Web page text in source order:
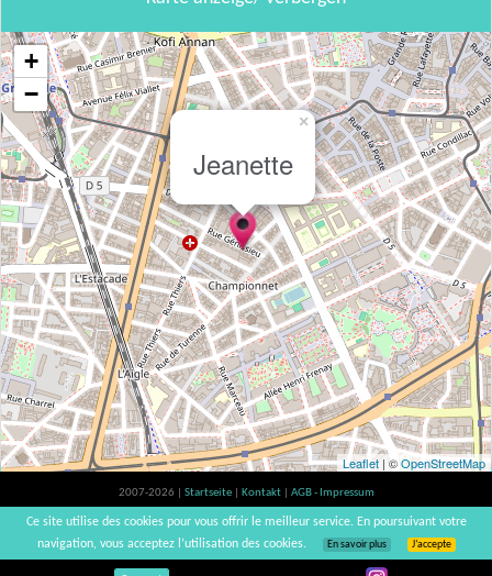
Jeanette
×
+
−
Leaflet | ©OpenStreetMap
2007-2026 | Startseite Kontakt
AGB - Impressum
Der Verzehr von Alkohol ist gesundheitsschädlich, Verzehr in Maßen empfohlen |
vinsnaturels | v3.12
Ce site utilise des cookies pour vous offrir le meilleur service. En poursuivant votre
navigation, vous acceptez l’utilisation des cookies.
En savoir plus J’accepte